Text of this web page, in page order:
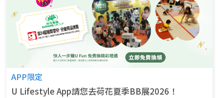
APP限定
U Lifestyle App請您去荷花夏季BB展2026！